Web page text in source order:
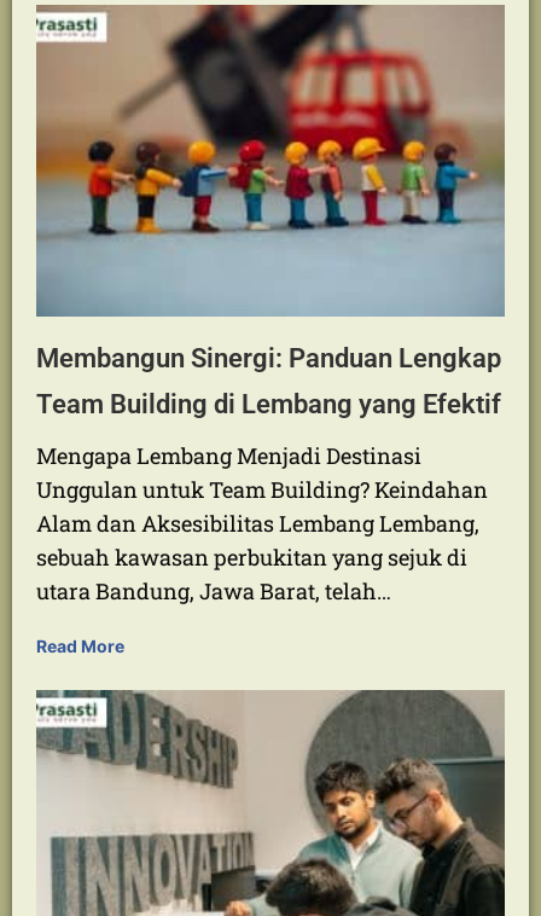
utama yang menentukan keberhasilan setiap
inisiatif team building. Seorang pemimpin
bukan hanya pengarah, melainkan juga…
Read More
Membangun Sinergi: Panduan Lengkap
Team Building di Lembang yang Efektif
Mengapa Lembang Menjadi Destinasi
Alam dan Aksesibilitas Lembang Lembang,
sebuah kawasan perbukitan yang sejuk di
utara Bandung, Jawa Barat, telah…
Read More